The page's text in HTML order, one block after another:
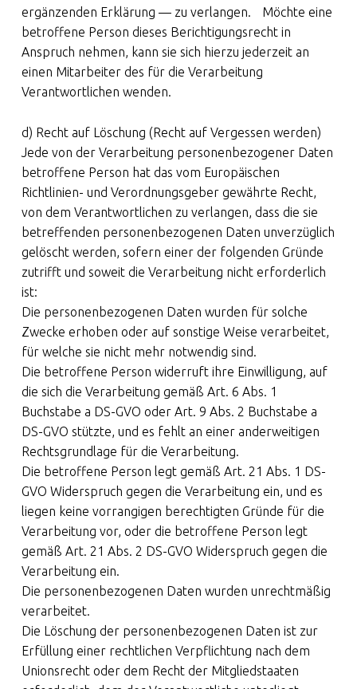
ergänzenden Erklärung — zu verlangen. Möchte eine
betroffene Person dieses Berichtigungsrecht in
Anspruch nehmen, kann sie sich hierzu jederzeit an
einen Mitarbeiter des für die Verarbeitung
Verantwortlichen wenden.
d) Recht auf Löschung (Recht auf Vergessen werden)
Jede von der Verarbeitung personenbezogener Daten
betroffene Person hat das vom Europäischen
Richtlinien- und Verordnungsgeber gewährte Recht,
von dem Verantwortlichen zu verlangen, dass die sie
betreffenden personenbezogenen Daten unverzüglich
gelöscht werden, sofern einer der folgenden Gründe
zutrifft und soweit die Verarbeitung nicht erforderlich
ist:
Die personenbezogenen Daten wurden für solche
Zwecke erhoben oder auf sonstige Weise verarbeitet,
für welche sie nicht mehr notwendig sind.
Die betroffene Person widerruft ihre Einwilligung, auf
die sich die Verarbeitung gemäß Art. 6 Abs. 1
Buchstabe a DS-GVO oder Art. 9 Abs. 2 Buchstabe a
DS-GVO stützte, und es fehlt an einer anderweitigen
Rechtsgrundlage für die Verarbeitung.
Die betroffene Person legt gemäß Art. 21 Abs. 1 DS-
GVO Widerspruch gegen die Verarbeitung ein, und es
liegen keine vorrangigen berechtigten Gründe für die
Verarbeitung vor, oder die betroffene Person legt
gemäß Art. 21 Abs. 2 DS-GVO Widerspruch gegen die
Verarbeitung ein.
Die personenbezogenen Daten wurden unrechtmäßig
verarbeitet.
Die Löschung der personenbezogenen Daten ist zur
Erfüllung einer rechtlichen Verpflichtung nach dem
Unionsrecht oder dem Recht der Mitgliedstaaten